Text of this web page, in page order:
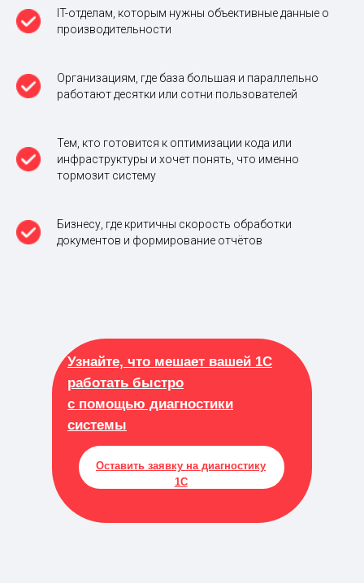
IT-отделам, которым нужны объективные данные о
производительности
Организациям, где база большая и параллельно
работают десятки или сотни пользователей
Тем, кто готовится к оптимизации кода или
инфраструктуры и хочет понять, что именно
тормозит систему
Бизнесу, где критичны скорость обработки
документов и формирование отчётов
Узнайте, что мешает вашей 1С
работать быстро
с помощью диагностики
системы
Оставить заявку на диагностику
1С